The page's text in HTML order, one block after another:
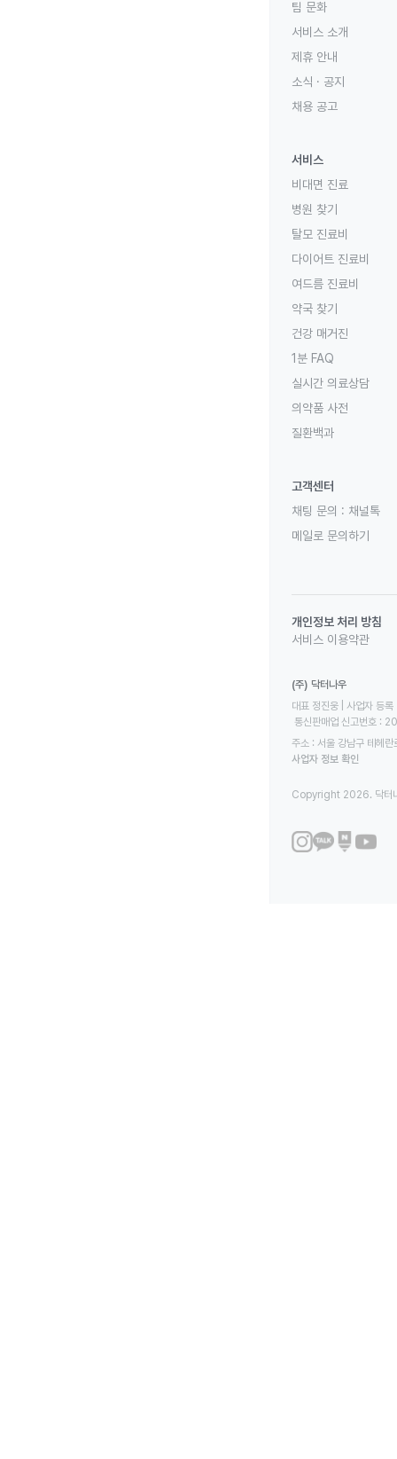
팀 문화
서비스 소개
제휴 안내
소식 · 공지
채용 공고
서비스
비대면 진료
병원 찾기
탈모 진료비
다이어트 진료비
여드름 진료비
약국 찾기
건강 매거진
1분 FAQ
실시간 의료상담
의약품 사전
질환백과
고객센터
채팅 문의 : 채널톡
메일로 문의하기
개인정보 처리 방침
서비스 이용약관
(주) 닥터나우
대표 정진웅 | 사업자
통신판매업 신고번호
주소 : 서울 강남구 테헤
사업자 정보 확인
Copyright 2026. 닥터